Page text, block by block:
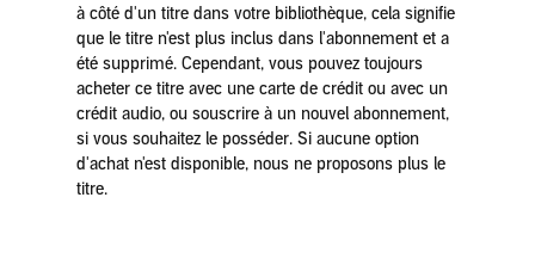
à côté d'un titre dans votre bibliothèque, cela signifie
que le titre n'est plus inclus dans l'abonnement et a
été supprimé. Cependant, vous pouvez toujours
acheter ce titre avec une carte de crédit ou avec un
crédit audio, ou souscrire à un nouvel abonnement,
si vous souhaitez le posséder. Si aucune option
d'achat n'est disponible, nous ne proposons plus le
titre.